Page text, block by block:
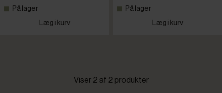
På lager
Læg i kurv
På lager
Læg i kurv
Viser 2 af 2 produkter